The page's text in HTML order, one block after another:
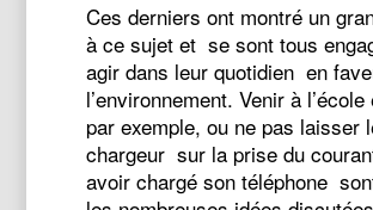
Ces derniers ont montré un
à ce sujet et se sont tous
agir dans leur quotidien en
l’environnement. Venir à
par exemple, ou ne pas laisser
chargeur sur la prise du
avoir chargé son téléphone